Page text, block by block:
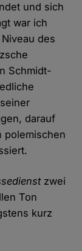
und sich
war ich
des
Schmidt-
darauf
polemischen
zwei
Ton
kurz